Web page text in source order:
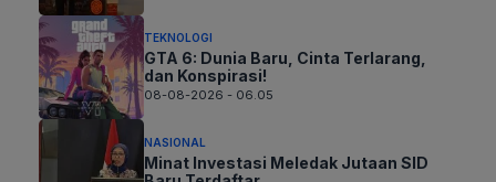
TEKNOLOGI
GTA 6: Dunia Baru, Cinta Terlarang,
dan Konspirasi!
08-08-2026 - 06.05
NASIONAL
Minat Investasi Meledak Jutaan SID